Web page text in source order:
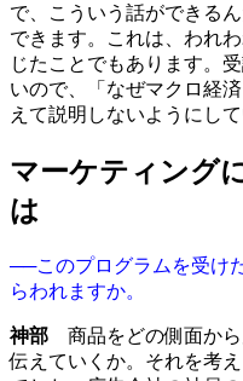
で、こういう話ができる
できます。これは、われ
じたことでもあります。
いので、「なぜマクロ経
えて説明しないようにして
マーケティング
は
──このプログラムを受け
らわれますか。
神部 商品をどの側面から
伝えていくか。それを考